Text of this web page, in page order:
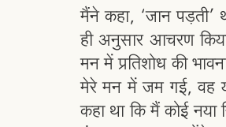
मैंने कहा, ‘जान पड़ती’
ही अनुसार आचरण
मन में प्रतिशोध की
मेरे मन में जम गई, वह
कहा था कि मैं कोई